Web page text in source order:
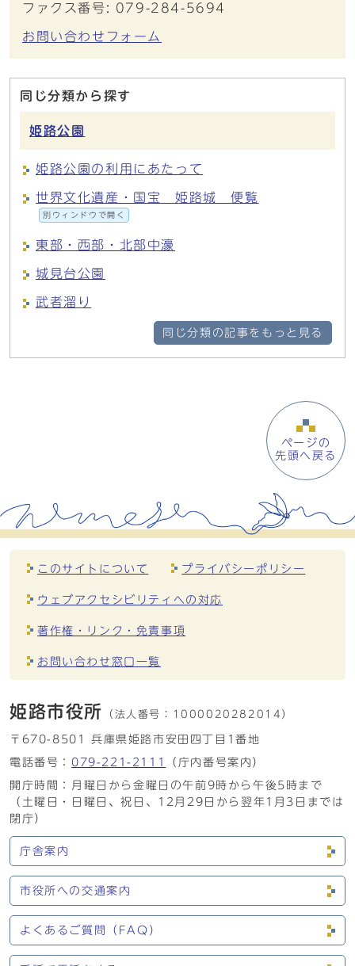
ファクス番号: 079-284-5694
お問い合わせフォーム
同じ分類から探す
姫路公園
姫路公園の利用にあたって
世界文化遺産・国宝 姫路城 便覧
別ウィンドウで開く
東部・西部・北部中濠
城見台公園
武者溜り
同じ分類の記事をもっと見る
ページの
先頭へ戻る
このサイトについて プライバシーポリシー
ウェブアクセシビリティへの対応
著作権・リンク・免責事項
お問い合わせ窓口一覧
姫路市役所 （法人番号： 1000020282014）
〒670-8501 兵庫県姫路市安田四丁目1番地
電話番号： 079-221-2111
（庁内番号案内）
開庁時間：月曜日から金曜日の午前9時から午後5時まで
（土曜日・日曜日、祝日、12月29日から翌年1月3日までは
閉庁）
庁舎案内
市役所への交通案内
よくあるご質問（FAQ）